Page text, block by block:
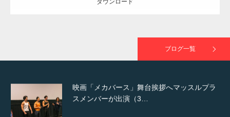
ブログ一覧
映画「メカバース」舞台挨拶へマッスルプラ
スメンバーが出演（3…